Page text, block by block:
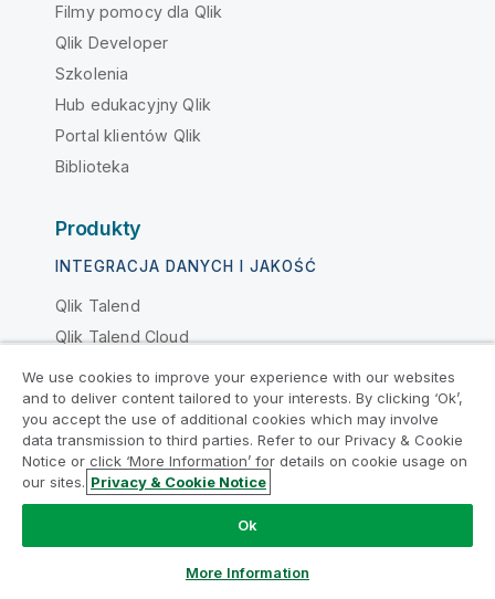
Filmy pomocy dla Qlik
Qlik Developer
Szkolenia
Hub edukacyjny Qlik
Portal klientów Qlik
Biblioteka
Produkty
INTEGRACJA DANYCH I JAKOŚĆ
Qlik Talend
Qlik Talend Cloud
ANALITYKA I AI
Qlik Cloud Analytics
Qlik Answers
Qlik Automate
Dołącz do Programu Modernizacji
Analityki
Przeprowadź modernizację bez szkody dla Twoich
cennych aplikacji QlikView za pomocą programu
Analytics Modernization Program.
uzyskać więcej informacji lub skontaktuj się z nami:
ampquestions@qlik.com
We use cookies to improve your experience with our websites
and to deliver content tailored to your interests. By clicking ‘Ok’,
you accept the use of additional cookies which may involve
data transmission to third parties. Refer to our Privacy & Cookie
Notice or click ‘More Information’ for details on cookie usage on
our sites. Privacy & Cookie Notice
Ok
More Information